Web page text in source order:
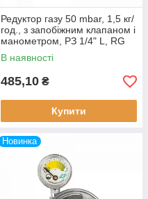
Редуктор газу 50 mbar, 1,5 кг/
год., з запобіжним клапаном і
манометром, РЗ 1/4" L, RG
A310IE-002-M
В наявності
485,10 ₴
Купити
Новинка